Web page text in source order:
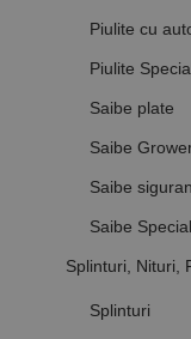
Piulite cu
Piulite
Saibe plate
Saibe
Saibe
Saibe
Splinturi, Nituri,
Splinturi